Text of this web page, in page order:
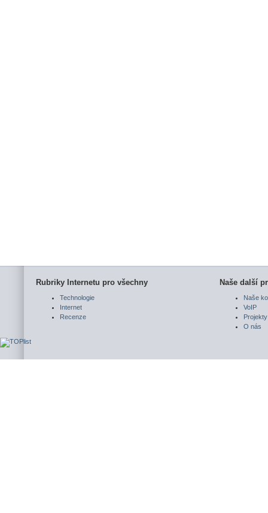
Rubriky Internetu pro všechny
Technologie
Internet
Recenze
Naše další
Naše
VoIP
Projekty
O nás